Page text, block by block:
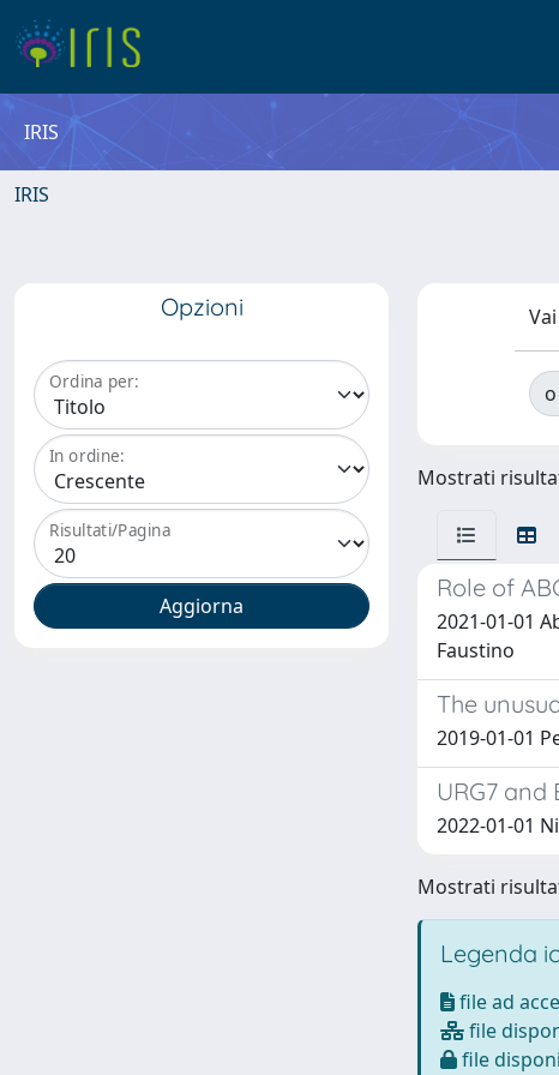
IRIS
IRIS
Opzioni
Ordina per:
In ordine:
Risultati/Pagina
Mostrati
Role of
2021-01-01
Faustino
The
2019-01-01
URG7
2022-01-01
Mostrati
Legenda
file ad
file
file